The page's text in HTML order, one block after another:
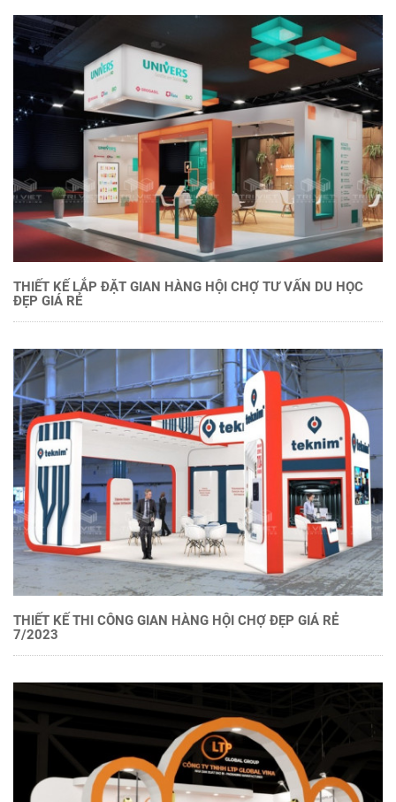
THIẾT KẾ LẮP ĐẶT GIAN HÀNG HỘI CHỢ TƯ VẤN DU HỌC
ĐẸP GIÁ RẺ
THIẾT KẾ THI CÔNG GIAN HÀNG HỘI CHỢ ĐẸP GIÁ RẺ
7/2023